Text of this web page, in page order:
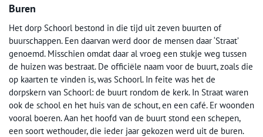
Buren
Het dorp Schoorl bestond in die tijd uit zeven buurten of
buurschappen. Een daarvan werd door de mensen daar ‘Straat’
genoemd. Misschien omdat daar al vroeg een stukje weg tussen
de huizen was bestraat. De officiële naam voor de buurt, zoals die
op kaarten te vinden is, was Schoorl. In feite was het de
dorpskern van Schoorl: de buurt rondom de kerk. In Straat waren
ook de school en het huis van de schout, en een café. Er woonden
vooral boeren. Aan het hoofd van de buurt stond een schepen,
een soort wethouder, die ieder jaar gekozen werd uit de buren.